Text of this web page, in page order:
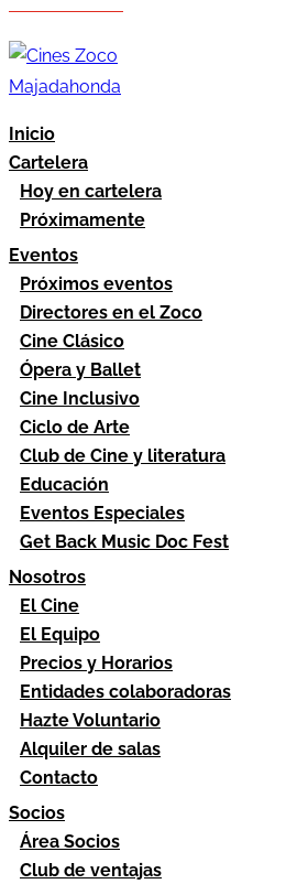
Inicio
Cartelera
Hoy en cartelera
Próximamente
Eventos
Próximos eventos
Directores en el Zoco
Cine Clásico
Ópera y Ballet
Cine Inclusivo
Ciclo de Arte
Club de Cine y literatura
Educación
Eventos Especiales
Get Back Music Doc Fest
Nosotros
El Cine
El Equipo
Precios y Horarios
Entidades colaboradoras
Hazte Voluntario
Alquiler de salas
Contacto
Socios
Área Socios
Club de ventajas